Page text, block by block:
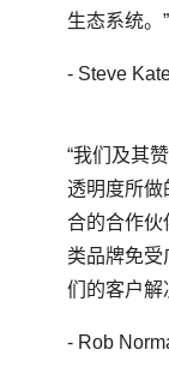
生态系统。”
- Steve
“我们及其
透明度所做
合的合作伙
类品牌免
们的客户解
- Rob